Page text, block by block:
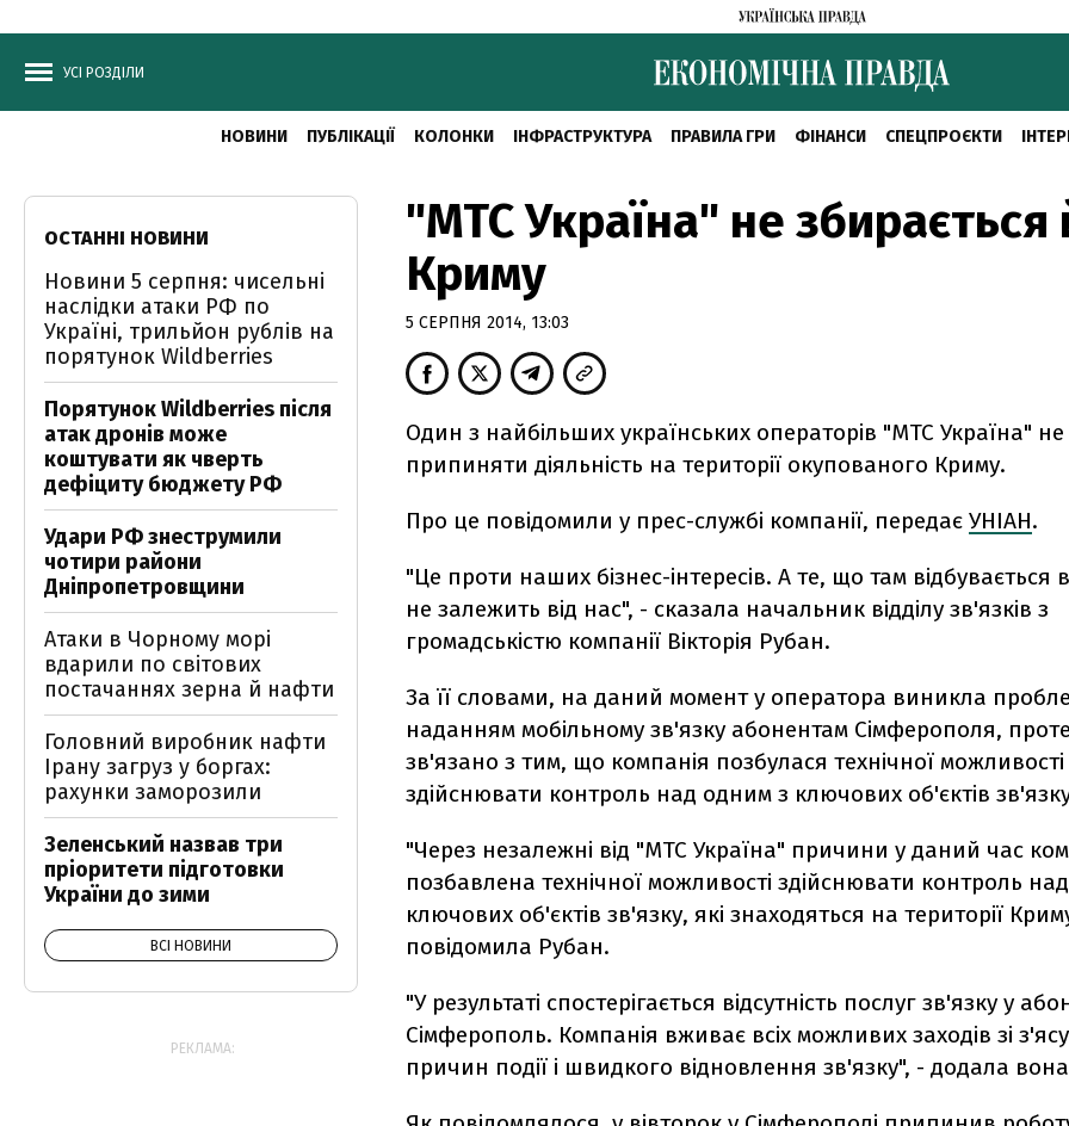
УСІ РОЗДІЛИ
НОВИНИ ПУБЛІКАЦІЇ КОЛОНКИ ІНФРАСТРУКТУРА ПРАВИЛА ГРИ ФІНАНСИ СПЕЦПРОЄКТИ
"МТС Україна" не збирається
Криму
5 СЕРПНЯ 2014, 13:03
Один з найбільших українських операторів "МТС Україна"
припиняти діяльність на території окупованого Криму.
Про це повідомили у прес-службі компанії, передає УНІАН.
"Це проти наших бізнес-інтересів. А те, що там відбувається
не залежить від нас", - сказала начальник відділу зв'язків з
громадськістю компанії Вікторія Рубан.
За її словами, на даний момент у оператора виникла
наданням мобільному зв'язку абонентам Сімферополя,
зв'язано з тим, що компанія позбулася технічної можливості
здійснювати контроль над одним з ключових об'єктів
"Через незалежні від "МТС Україна" причини у даний час
позбавлена технічної можливості здійснювати контроль
ключових об'єктів зв'язку, які знаходяться на території
повідомила Рубан.
"У результаті спостерігається відсутність послуг зв'язку у
Сімферополь. Компанія вживає всіх можливих заходів зі
причин події і швидкого відновлення зв'язку", - додала
ОСТАННІ НОВИНИ
Новини 5 серпня: чисельні
наслідки атаки РФ по
Україні, трильйон рублів на
порятунок Wildberries
Порятунок Wildberries після
атак дронів може
коштувати як чверть
дефіциту бюджету РФ
Удари РФ знеструмили
чотири райони
Дніпропетровщини
Атаки в Чорному морі
вдарили по світових
постачаннях зерна й нафти
Головний виробник нафти
Ірану загруз у боргах:
рахунки заморозили
Зеленський назвав три
пріоритети підготовки
України до зими
ВСІ НОВИНИ
РЕКЛАМА: